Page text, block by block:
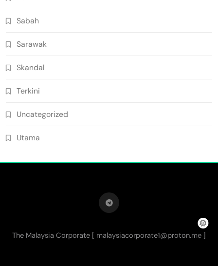
Sabah
Sarawak
Skandal
Terkini
Uncategorized
Utama
The Malaysia Corporate [ malaysiacorporate1@proton.me ]